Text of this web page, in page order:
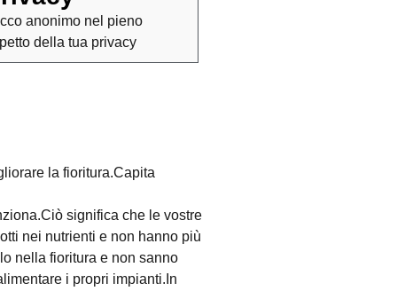
anonimo nel pieno
della tua privacy
la fioritura.Capita
significa che le vostre
nei nutrienti e non hanno più
nella fioritura e non sanno
i propri impianti.In